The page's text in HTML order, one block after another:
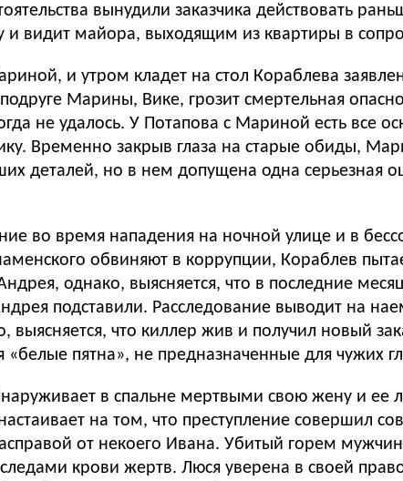
вынудили заказчика действовать
и видит майора, выходящим из квартиры в
и утром кладет на стол Кораблева
Марины, Вике, грозит смертельная
не удалось. У Потапова с Мариной есть все
Временно закрыв глаза на старые обиды,
деталей, но в нем допущена одна серьезная
во время нападения на ночной улице и в
обвиняют в коррупции, Кораблев
однако, выясняется, что в последние
подставили. Расследование выводит на
что киллер жив и получил новый
«белые пятна», не предназначенные для чужих
в спальне мертвыми свою жену и ее
на том, что преступление совершил
от некоего Ивана. Убитый горем
крови жертв. Люся уверена в своей